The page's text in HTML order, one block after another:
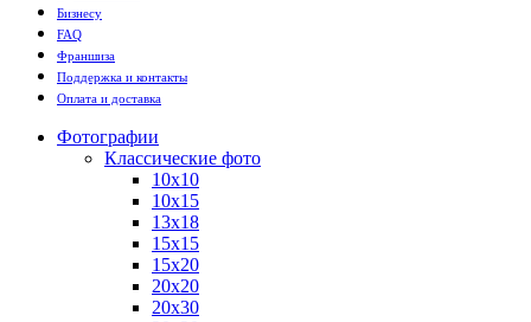
Бизнесу
FAQ
Франшиза
Поддержка и контакты
Оплата и доставка
Фотографии
Классические фото
10х10
10х15
13х18
15х15
15х20
20х20
20х30